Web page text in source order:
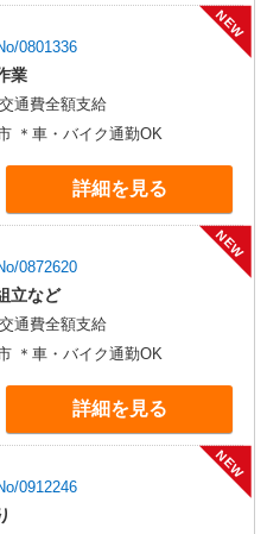
0801336
NEW
業
通費全額支給
＊車・バイク通勤OK
詳細を見る
0872620
NEW
立など
通費全額支給
＊車・バイク通勤OK
詳細を見る
0912246
NEW